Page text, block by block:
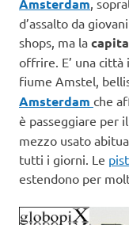
Amsterdam,
d’assalto da
shops, ma la
offrire. E’ una
fiume Amstel,
Amsterdam che
è passeggiare per
mezzo usato
tutti i giorni. Le
estendono per